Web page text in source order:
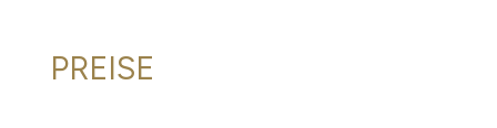
PREISE